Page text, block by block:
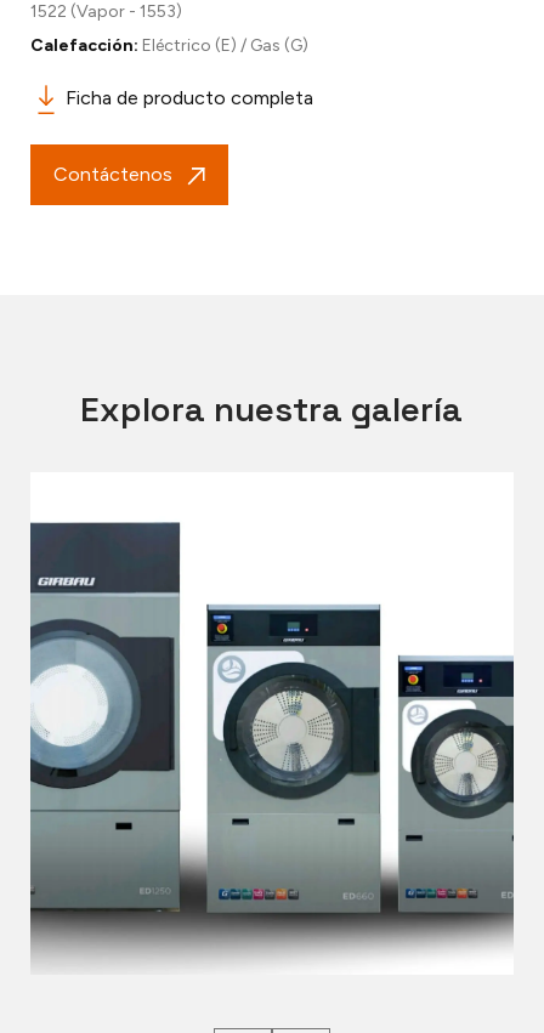
1522 (Vapor - 1553)
Calefacción: Eléctrico (E) / Gas (G)
Ficha de producto completa
Contáctenos
Explora nuestra galería